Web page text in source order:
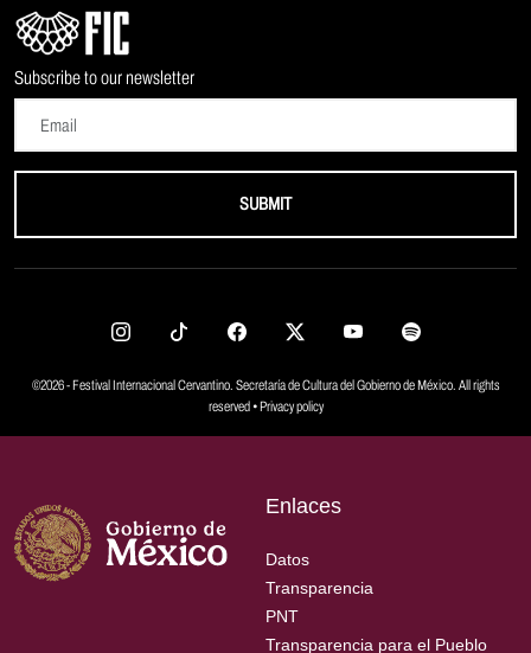
Subscribe to our newsletter
SUBMIT
©2026 - Festival Internacional Cervantino. Secretaría de Cultura del Gobierno de México. All rights
reserved •Privacy policy
Enlaces
Datos
Transparencia
PNT
Transparencia para el Pueblo